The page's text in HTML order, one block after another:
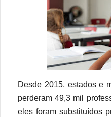
Desde 2015, estados e
perderam 49,3 mil
eles foram substituídos